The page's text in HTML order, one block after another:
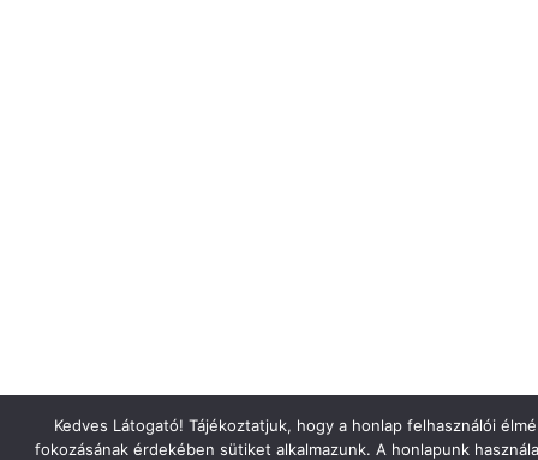
Kedves Látogató! Tájékoztatjuk, hogy a honlap felhasználói
fokozásának érdekében sütiket alkalmazunk. A honlapunk